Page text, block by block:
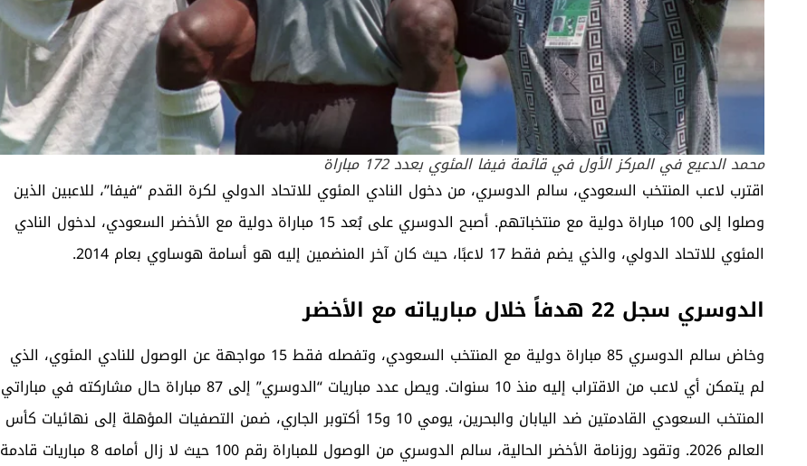
محمد الدعيع في المركز الأول في قائمة فيفا المئوي بعدد 172 مباراة
اقترب لاعب المنتخب السعودي، سالم الدوسري، من دخول النادي المئوي للاتحاد الدولي لكرة القدم “فيفا”، للاعبين الذين
وصلوا إلى 100 مباراة دولية مع منتخباتهم. أصبح الدوسري على بُعد 15 مباراة دولية مع الأخضر السعودي، لدخول النادي
المئوي للاتحاد الدولي، والذي يضم فقط 17 لاعبًا، حيث كان آخر المنضمين إليه هو أسامة هوساوي بعام 2014.
الدوسري سجل 22 هدفاً خلال مبارياته مع الأخضر
وخاض سالم الدوسري 85 مباراة دولية مع المنتخب السعودي
، وتفصله فقط 15 مواجهة عن الوصول للنادي المئوي، الذي
لم يتمكن أي لاعب من الاقتراب إليه منذ 10 سنوات. ويصل عدد مباريات “الدوسري” إلى 87 مباراة حال مشاركته في مباراتي
المنتخب السعودي القادمتين ضد اليابان والبحرين، يومي 10 و15 أكتوبر الجاري، ضمن التصفيات المؤهلة إلى نهائيات كأس
العالم 2026.
وتقود روزنامة الأخضر الحالية، سالم الدوسري من الوصول للمباراة رقم 100 حيث لا زال أمامه 8 مباريات قادمة